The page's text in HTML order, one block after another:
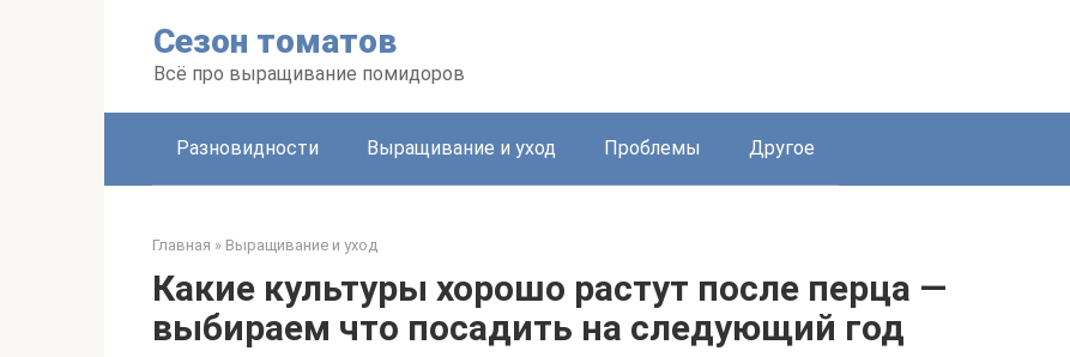
Сезон томатов
Всё про выращивание помидоров
Разновидности Выращивание и уход Проблемы Другое
Главная » Выращивание и уход
Какие культуры хорошо растут после перца —
выбираем что посадить на следующий год